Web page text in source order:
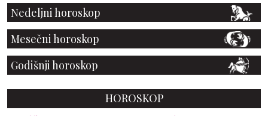
Nedeljni horoskop
Mesečni horoskop
Godišnji horoskop
HOROSKOP